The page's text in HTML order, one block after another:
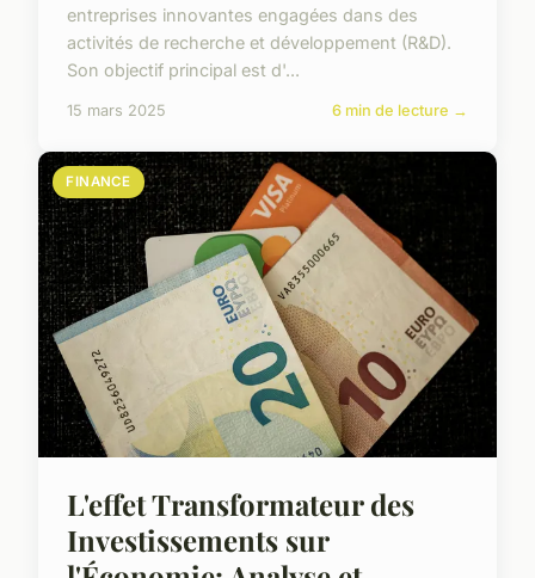
entreprises innovantes engagées dans des
activités de recherche et développement (R&D).
Son objectif principal est d'...
15 mars 2025 6 min de lecture →
FINANCE
L'effet Transformateur des
Investissements sur